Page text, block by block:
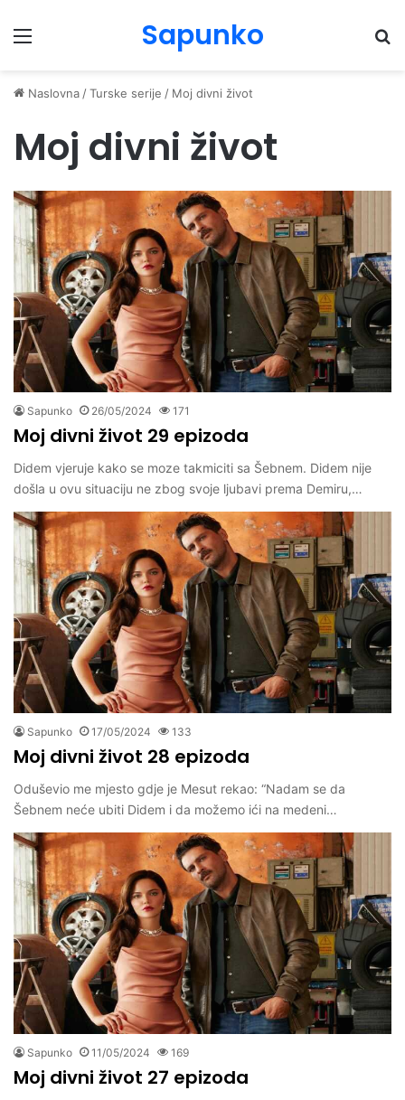
Menu Sapunko
Naslovna /Turske serije / Moj divni život
Moj divni život
Sapunko 26/05/2024 171
Moj divni život 29 epizoda
Didem vjeruje kako se moze takmiciti sa Šebnem. Didem nije
došla u ovu situaciju ne zbog svoje ljubavi prema Demiru,…
Sapunko 17/05/2024 133
Moj divni život 28 epizoda
Oduševio me mjesto gdje je Mesut rekao: “Nadam se da
Šebnem neće ubiti Didem i da možemo ići na medeni…
Sapunko 11/05/2024 169
Moj divni život 27 epizoda